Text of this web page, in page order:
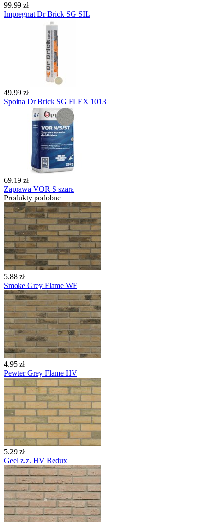
99.99 zł
Impregnat Dr Brick SG SIL
49.99 zł
Spoina Dr Brick SG FLEX 1013
69.19 zł
Zaprawa VOR S szara
Produkty podobne
5.88 zł
Smoke Grey Flame WF
4.95 zł
Pewter Grey Flame HV
5.29 zł
Geel z.z. HV Redux